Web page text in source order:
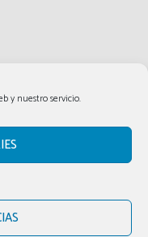
y nuestro servicio.